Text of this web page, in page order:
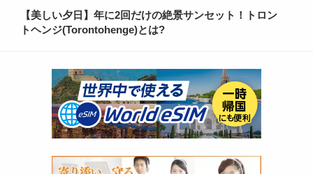
【美しい夕日】年に2回だけの絶景サンセット！トロン
トヘンジ(Torontohenge)とは?